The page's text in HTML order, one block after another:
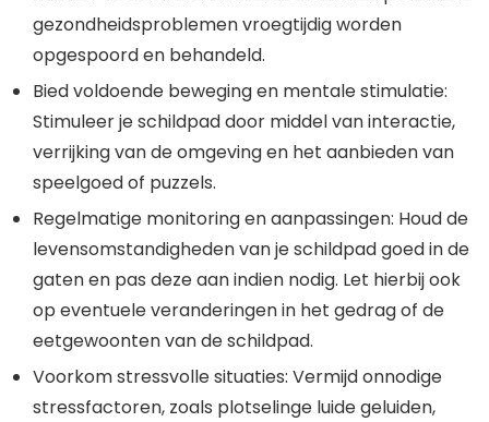
gezondheidsproblemen vroegtijdig worden
opgespoord en behandeld.
Bied voldoende beweging en mentale stimulatie:
Stimuleer je schildpad door middel van interactie,
verrijking van de omgeving en het aanbieden van
speelgoed of puzzels.
Regelmatige monitoring en aanpassingen: Houd de
levensomstandigheden van je schildpad goed in de
gaten en pas deze aan indien nodig. Let hierbij ook
op eventuele veranderingen in het gedrag of de
eetgewoonten van de schildpad.
Voorkom stressvolle situaties: Vermijd onnodige
stressfactoren, zoals plotselinge luide geluiden,